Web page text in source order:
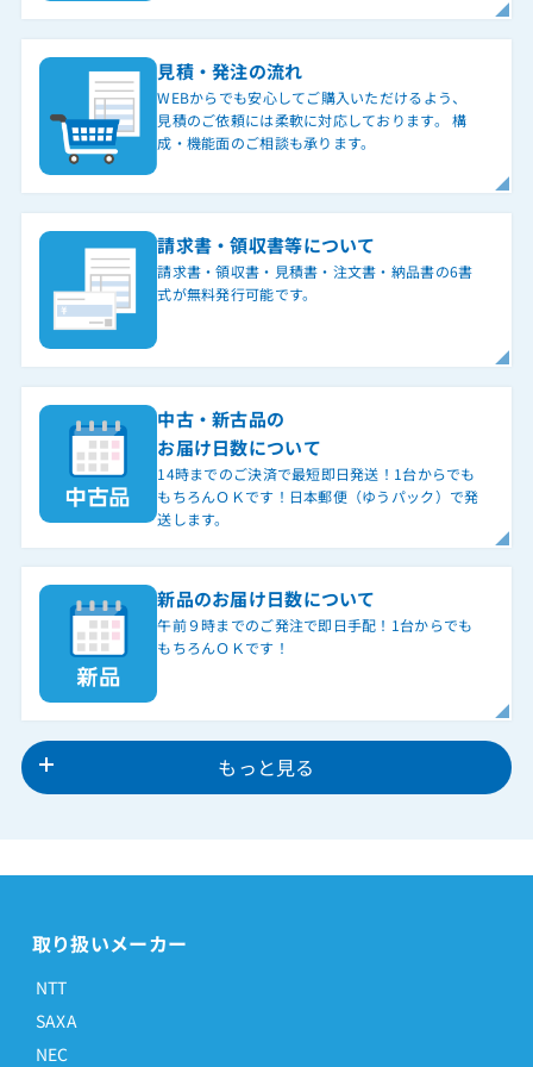
見積・発注の流れ
WEBからでも安心してご購入いただけるよう、
見積のご依頼には柔軟に対応しております。 構
成・機能面のご相談も承ります。
請求書・領収書等について
請求書・領収書・見積書・注文書・納品書の6書
式が無料発行可能です。
中古・新古品の
お届け日数について
14時までのご決済で最短即日発送！1台からでも
もちろんＯＫです！日本郵便（ゆうパック）で発
送します。
新品のお届け日数について
午前９時までのご発注で即日手配！1台からでも
もちろんＯＫです！
もっと見る
取り扱いメーカー
NTT
SAXA
NEC